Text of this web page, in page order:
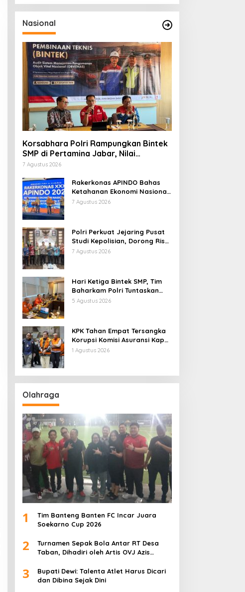
Nasional
Korsabhara Polri Rampungkan Bintek
SMP di Pertamina Jabar, Nilai
Pengamanan Capai 88,44 Persen
7 Agustus 2026
Rakerkonas APINDO Bahas
Ketahanan Ekonomi Nasional,
IMO Indonesia Soroti
7 Agustus 2026
Polri Perkuat Jejaring Pusat
Studi Kepolisian, Dorong Riset
Jadi Dasar Kebijakan dan
7 Agustus 2026
Hari Ketiga Bintek SMP, Tim
Baharkam Polri Tuntaskan
Pemeriksaan Pola
5 Agustus 2026
KPK Tahan Empat Tersangka
Korupsi Komisi Asuransi Kapal
PT Pelni
1 Agustus 2026
Olahraga
1
Tim Banteng Banten FC Incar Juara
Soekarno Cup 2026
2
Turnamen Sepak Bola Antar RT Desa
Taban, Dihadiri oleh Artis OVJ Azis
3
Bupati Dewi: Talenta Atlet Harus Dicari
dan Dibina Sejak Dini